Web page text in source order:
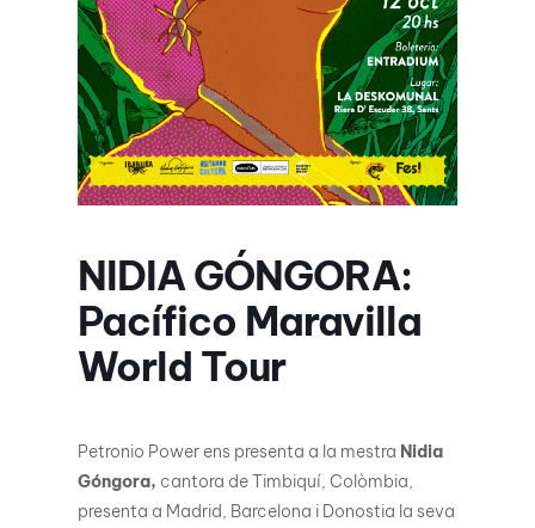
NIDIA GÓNGORA:
Pacífico Maravilla
World Tour
Petronio Power ens presenta a la mestra Nidia
Góngora, cantora de Timbiquí, Colòmbia,
presenta a Madrid, Barcelona i Donostia la seva